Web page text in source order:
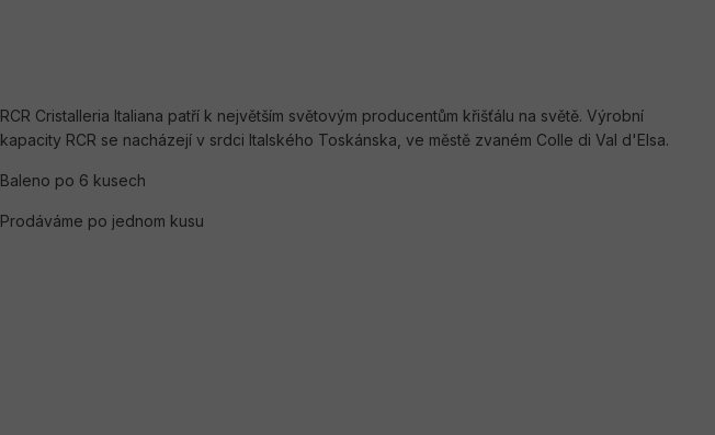
RCR Cristalleria Italiana patří k největším světovým producentům křišťálu na světě. Výrobní
kapacity RCR se nacházejí v srdci Italského Toskánska, ve městě zvaném Colle di Val d'Elsa.
Baleno po 6 kusech
Prodáváme po jednom kusu